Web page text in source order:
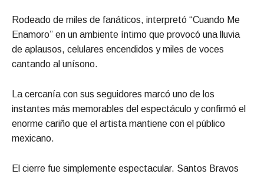
Rodeado de miles de fanáticos, interpretó “Cuando Me
Enamoro” en un ambiente íntimo que provocó una lluvia
de aplausos, celulares encendidos y miles de voces
cantando al unísono.
La cercanía con sus seguidores marcó uno de los
instantes más memorables del espectáculo y confirmó el
enorme cariño que el artista mantiene con el público
mexicano.
El cierre fue simplemente espectacular. Santos Bravos